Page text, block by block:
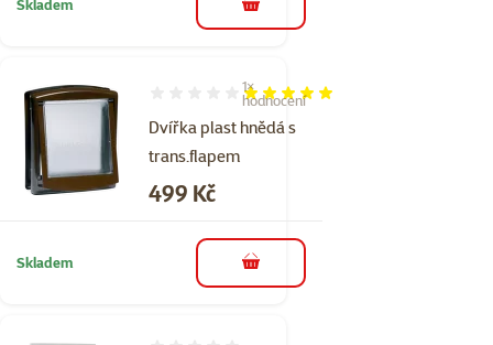
Skladem do košíku
Dvířka plast hnědá s
trans.flapem
Hodnocení 100%, počet hodnocení: 1
1×
hodnocení
Cena
499 Kč
Skladem do košíku